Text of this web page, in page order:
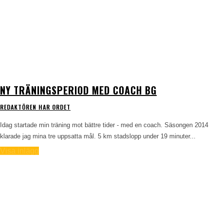
NY TRÄNINGSPERIOD MED COACH BG
REDAKTÖREN HAR ORDET
Idag startade min träning mot bättre tider - med en coach. Säsongen 2014
klarade jag mina tre uppsatta mål. 5 km stadslopp under 19 minuter...
Visa inlägg